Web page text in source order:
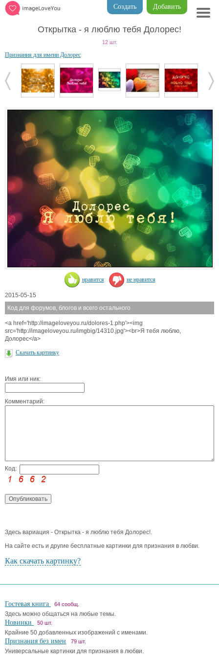
Добавить
Создать
Открытка - я люблю тебя Долорес!
12 шт.
Признания для имени Долорес
нравится не нравится
2015-05-15
Код для форумов, блогов и всего остального
<a href='http://imageloveyou.ru/dolores-1.php'><img
src='http://imageloveyou.ru/imgbig/14310.jpg'><br>Я тебя люблю,
Долорес</a>
Скачать картинку
Имя или ник:
Комментарий:
Код:
Здесь вариация - Открытка - я люблю тебя Долорес!.
На сайте есть и другие бесплатные картинки для признания в любви.
Как скачать картинку?
Гостевая книга 64 сообщ.
Здесь можно общаться на любые темы.
Новинки 50 шт.
Крайние 50 добавленных изображений с именами.
Признания без имен 79 шт.
Универсальные картинки для признания в любви.